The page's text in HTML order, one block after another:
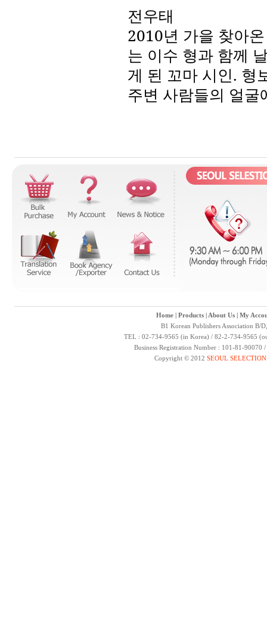
전우태
2010년 가을 찾아
는 이수 형과 함께
게 된 꼬마 시인. 형
주변 사람들의 얼
Home| Products| About Us| My
B1 Korean Publishers Association B/
TEL : 02-734-9565 (in Korea) / 82-2-734-9565
Business Registration Number : 101-81-
Copyright © 2012 SEOUL SELECTION